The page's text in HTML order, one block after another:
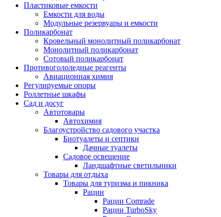
Пластиковые емкости
Емкости для воды
Модульные резервуары и емкости
Поликарбонат
Кровельный монолитный поликарбонат
Монолитный поликарбонат
Сотовый поликарбонат
Противогололедные реагенты
Авиационная химия
Регулируемые опоры
Роллетные шкафы
Сад и досуг
Автотовары
Автохимия
Благоустройство садового участка
Биотуалеты и септики
Дачные туалеты
Садовое освещение
Ландшафтные светильники
Товары для отдыха
Товары для туризма и пикника
Рации
Рации Comrade
Рации TurboSky